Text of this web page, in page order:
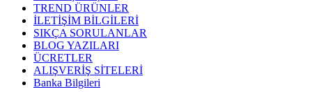
TREND ÜRÜNLER
İLETİŞİM BİLGİLERİ
SIKÇA SORULANLAR
BLOG YAZILARI
ÜCRETLER
ALIŞVERİŞ SİTELERİ
Banka Bilgileri